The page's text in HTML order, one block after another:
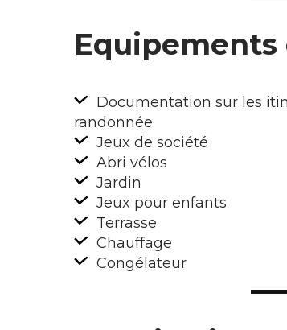
Equipements
Documentation sur les
randonnée
Jeux de société
Abri vélos
Jardin
Jeux pour enfants
Terrasse
Chauffage
Congélateur